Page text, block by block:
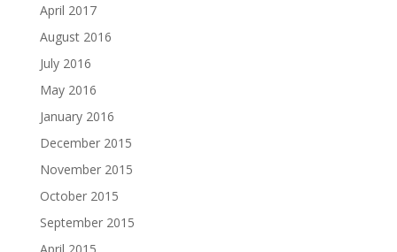
April 2017
August 2016
July 2016
May 2016
January 2016
December 2015
November 2015
October 2015
September 2015